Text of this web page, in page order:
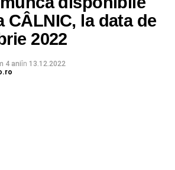
CÂLNIC, la data de
2022
4 aniîn 13.12.2022